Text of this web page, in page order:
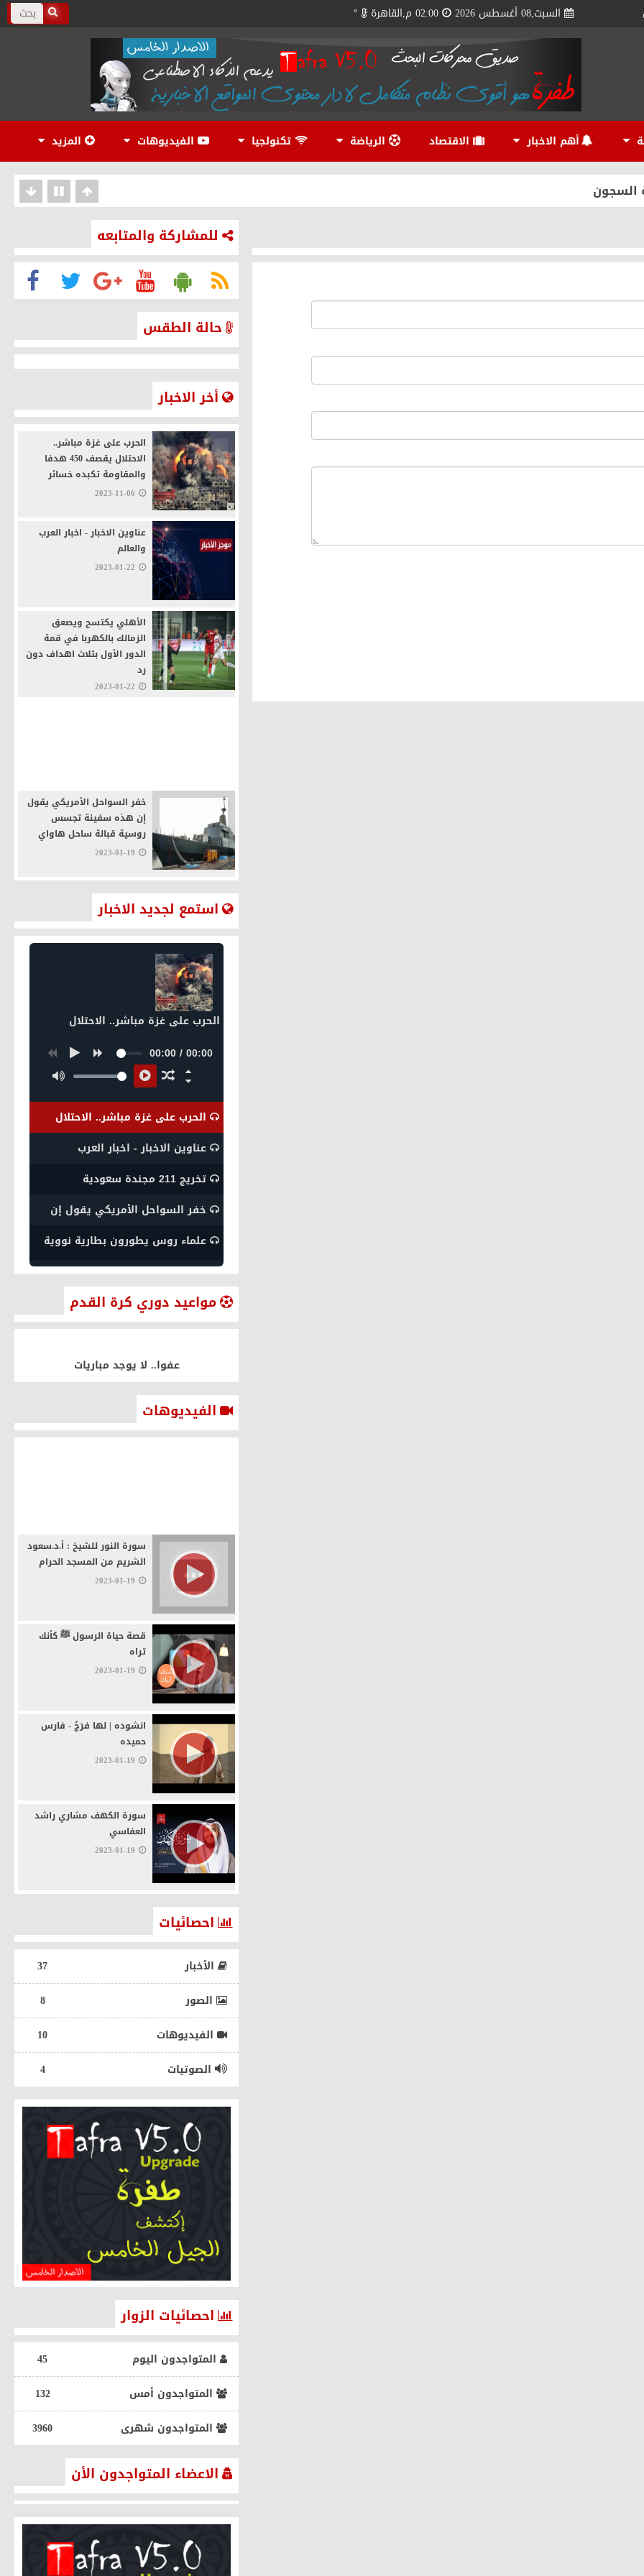
السبت,08 أغسطس 2026 02:00 م,القاهرة °
أهم الاخبار الاقتصاد الرياضة تكنولجيا الفيديوهات المزيد
من الكيوي
تكبده
في قمة الدور الأول
سفينة تجسس روسية قبالة
على «الوضع القائم»
من الكيوي
تكبده
للمشاركة والمتابعه
حالة الطقس
حالة الطقس في القاهرة
أخر الاخبار
الحرب على غزة مباشر..
الاحتلال يقصف 450 هدفا
والمقاومة تكبده خسائر
2023-11-06
عناوين الاخبار - اخبار العرب
والعالم
2023-01-22
الأهلي يكتسح ويصعق
الزمالك بالكهربا في قمة
الدور الأول بثلاث اهداف دون
رد
2023-01-22
خفر السواحل الأمريكي يقول
إن هذه سفينة تجسس
روسية قبالة ساحل هاواي
2023-01-19
استمع لجديد الاخبار
الحرب على غزة مباشر.. الاحتلال
00:00/00:00
الحرب على غزة مباشر.. الاحتلال
عناوين الاخبار - اخبار العرب
تخريج 211 مجندة سعودية
خفر السواحل الأمريكي يقول إن
علماء روس يطورون بطارية نووية
مواعيد دوري كرة القدم
عفوا.. لا يوجد مباريات
الفيديوهات
سورة النور للشيخ : أ.د.سعود
الشريم من المسجد الحرام
2023-01-19
قصة حياة الرسول ﷺ ‏كأنك
تراه
2023-01-19
انشوده | لها فرَجُ - فارس
حميده
2023-01-19
سورة الكهف مشاري راشد
العفاسي
2023-01-19
احصائيات
الأخبار
37
الصور
8
الفيديوهات
10
الصوتيات
4
احصائيات الزوار
المتواجدون اليوم
45
المتواجدون أمس
132
المتواجدون شهرى
3960
الاعضاء المتواجدون الأن
الرياضة
صندوق قطري يستهدف الاستحواذ
على أحد أندية الدوري الإنجليزي